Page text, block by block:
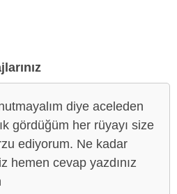
diye aceleden
gördüğüm her rüyayı size
ediyorum. Ne kadar
hemen cevap yazdınız